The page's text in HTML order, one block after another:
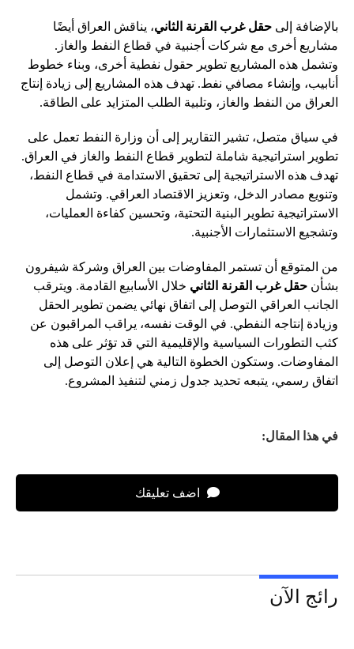
بالإضافة إلى حقل غرب القرنة الثاني، يناقش العراق أيضًا
مشاريع أخرى مع شركات أجنبية في قطاع النفط والغاز.
وتشمل هذه المشاريع تطوير حقول نفطية أخرى، وبناء خطوط
أنابيب، وإنشاء مصافي نفط. تهدف هذه المشاريع إلى زيادة إنتاج
العراق من النفط والغاز، وتلبية الطلب المتزايد على الطاقة.
في سياق متصل، تشير التقارير إلى أن وزارة النفط تعمل على
تطوير استراتيجية شاملة لتطوير قطاع النفط والغاز في العراق.
تهدف هذه الاستراتيجية إلى تحقيق الاستدامة في قطاع النفط،
وتنويع مصادر الدخل، وتعزيز الاقتصاد العراقي. وتشمل
الاستراتيجية تطوير البنية التحتية، وتحسين كفاءة العمليات،
وتشجيع الاستثمارات الأجنبية.
من المتوقع أن تستمر المفاوضات بين العراق وشركة شيفرون
بشأن حقل غرب القرنة الثاني خلال الأسابيع القادمة. ويترقب
الجانب العراقي التوصل إلى اتفاق نهائي يضمن تطوير الحقل
وزيادة إنتاجه النفطي. في الوقت نفسه، يراقب المراقبون عن
كثب التطورات السياسية والإقليمية التي قد تؤثر على هذه
المفاوضات. وستكون الخطوة التالية هي إعلان التوصل إلى
اتفاق رسمي، يتبعه تحديد جدول زمني لتنفيذ المشروع.
في هذا المقال:
اضف تعليقك
رائج الآن